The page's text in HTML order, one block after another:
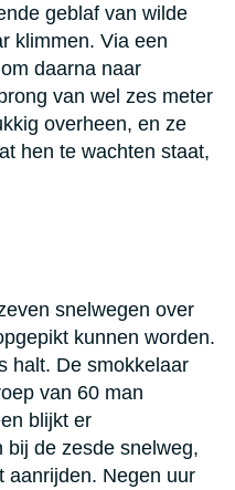
geblaf van wilde
klimmen. Via een
daarna naar
van wel zes meter
overheen, en ze
hen te wachten staat,
snelwegen over
kunnen worden.
halt. De smokkelaar
van 60 man
blijkt er
de zesde snelweg,
aanrijden. Negen uur